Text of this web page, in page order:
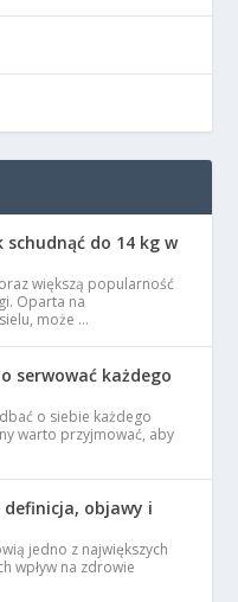
do 14 kg w
większą popularność
Oparta na
może …
serwować każdego
o siebie każdego
warto przyjmować, aby
definicja, objawy i
jedno z największych
wpływ na zdrowie